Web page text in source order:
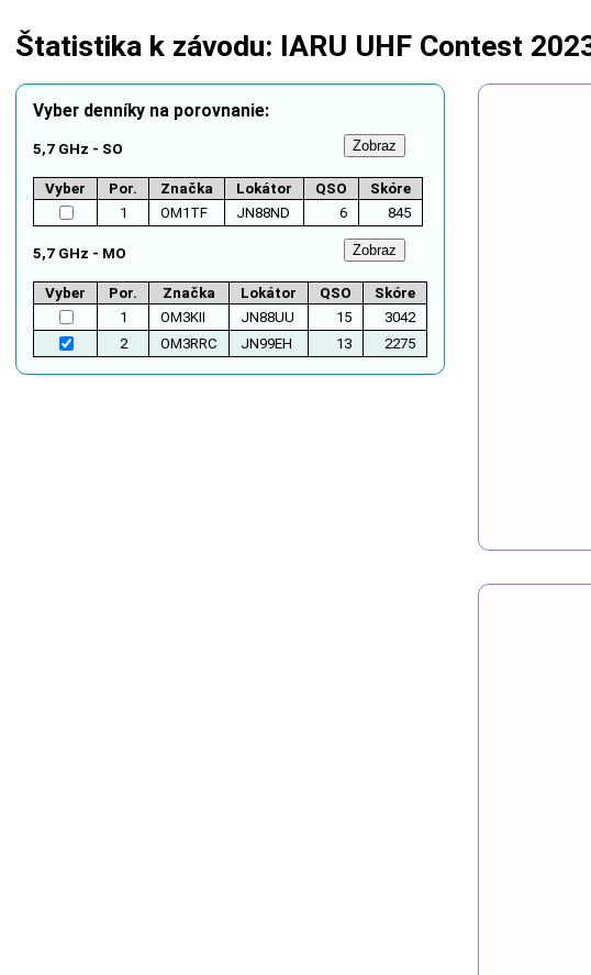
Štatistika k závodu: IARU UHF Contest
Vyber denníky na porovnanie:
5,7 GHz - SO
Vyber Por. Značka Lokátor QSO
Skóre
1
OM1TF JN88ND 6 845
5,7 GHz - MO
Vyber Por. Značka Lokátor QSO
Skóre
1
OM3KII JN88UU 15
3042
2
OM3RRC JN99EH 13 2275